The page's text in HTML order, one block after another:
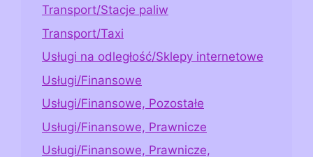
Transport/Stacje paliw
Transport/Taxi
Usługi na odległość/Sklepy internetowe
Usługi/Finansowe
Usługi/Finansowe, Pozostałe
Usługi/Finansowe, Prawnicze
Usługi/Finansowe, Prawnicze,